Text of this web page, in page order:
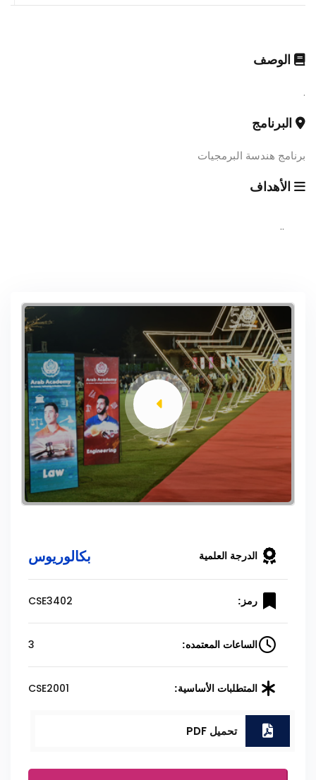
الوصف
.
البرنامج
برنامج هندسة البرمجيات
الأهداف
..
الدرجة العلمية بكالوريوس
رمز: CSE3402
الساعات المعتمده: 3
المتطلبات الأساسية: CSE2001
تحميل PDF